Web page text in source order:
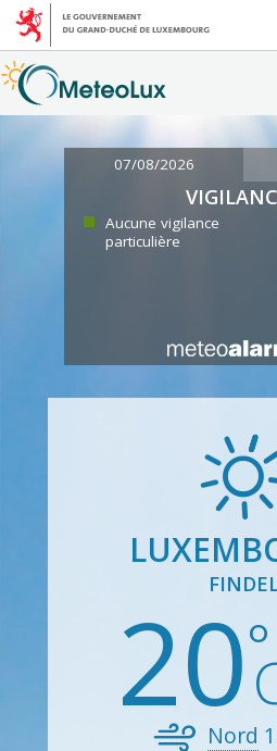
07/08/2026
Aucune vigilance
particulière
20
Nord